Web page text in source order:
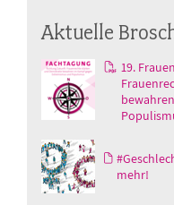
Aktuelle
19.
mehr!